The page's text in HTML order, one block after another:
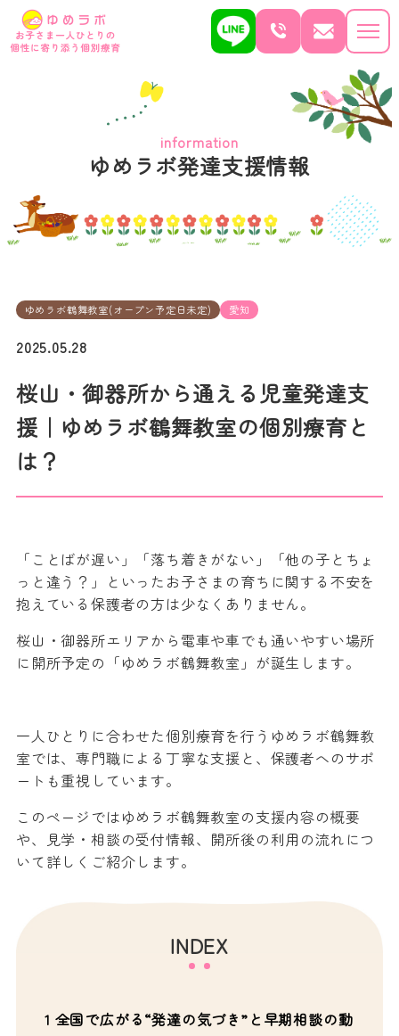
information
ゆめラボ発達支援情報
ゆめラボ鶴舞教室(オープン予定日未定) 愛知
2025.05.28
桜山・御器所から通える児童発達支
援｜ゆめラボ鶴舞教室の個別療育と
は？
「ことばが遅い」「落ち着きがない」「他の子とちょ
っと違う？」といったお子さまの育ちに関する不安を
抱えている保護者の方は少なくありません。
桜山・御器所エリアから電車や車でも通いやすい場所
に開所予定の「ゆめラボ鶴舞教室」が誕生します。
一人ひとりに合わせた個別療育を行うゆめラボ鶴舞教
室では、専門職による丁寧な支援と、保護者へのサポ
ートも重視しています。
このページではゆめラボ鶴舞教室の支援内容の概要
や、見学・相談の受付情報、開所後の利用の流れにつ
いて詳しくご紹介します。
INDEX
1 全国で広がる“発達の気づき”と早期相談の動